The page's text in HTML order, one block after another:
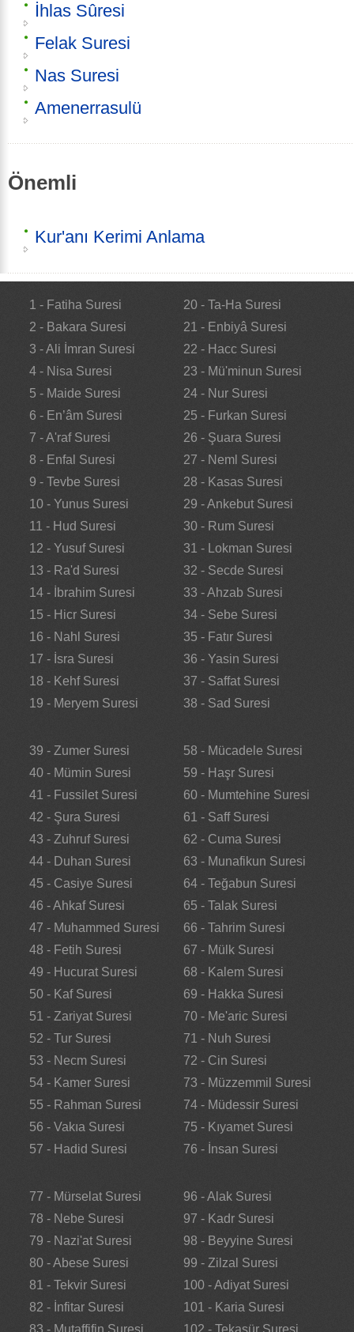
İhlas Sûresi
Felak Suresi
Nas Suresi
Amenerrasulü
Önemli
Kur'anı Kerimi Anlama
1 - Fatiha Suresi
2 - Bakara Suresi
3 - Ali İmran Suresi
4 - Nisa Suresi
5 - Maide Suresi
6 - En’âm Suresi
7 - A'raf Suresi
8 - Enfal Suresi
9 - Tevbe Suresi
10 - Yunus Suresi
11 - Hud Suresi
12 - Yusuf Suresi
13 - Ra'd Suresi
14 - İbrahim Suresi
15 - Hicr Suresi
16 - Nahl Suresi
17 - İsra Suresi
18 - Kehf Suresi
19 - Meryem Suresi
20 - Ta-Ha Suresi
21 - Enbiyâ Suresi
22 - Hacc Suresi
23 - Mü'minun Suresi
24 - Nur Suresi
25 - Furkan Suresi
26 - Şuara Suresi
27 - Neml Suresi
28 - Kasas Suresi
29 - Ankebut Suresi
30 - Rum Suresi
31 - Lokman Suresi
32 - Secde Suresi
33 - Ahzab Suresi
34 - Sebe Suresi
35 - Fatır Suresi
36 - Yasin Suresi
37 - Saffat Suresi
38 - Sad Suresi
39 - Zumer Suresi
40 - Mümin Suresi
41 - Fussilet Suresi
42 - Şura Suresi
43 - Zuhruf Suresi
44 - Duhan Suresi
45 - Casiye Suresi
46 - Ahkaf Suresi
47 - Muhammed Suresi
48 - Fetih Suresi
49 - Hucurat Suresi
50 - Kaf Suresi
51 - Zariyat Suresi
52 - Tur Suresi
53 - Necm Suresi
54 - Kamer Suresi
55 - Rahman Suresi
56 - Vakıa Suresi
57 - Hadid Suresi
58 - Mücadele Suresi
59 - Haşr Suresi
60 - Mumtehine Suresi
61 - Saff Suresi
62 - Cuma Suresi
63 - Munafikun Suresi
64 - Teğabun Suresi
65 - Talak Suresi
66 - Tahrim Suresi
67 - Mülk Suresi
68 - Kalem Suresi
69 - Hakka Suresi
70 - Me'aric Suresi
71 - Nuh Suresi
72 - Cin Suresi
73 - Müzzemmil Suresi
74 - Müdessir Suresi
75 - Kıyamet Suresi
76 - İnsan Suresi
77 - Mürselat Suresi
78 - Nebe Suresi
79 - Nazi'at Suresi
80 - Abese Suresi
81 - Tekvir Suresi
82 - İnfitar Suresi
83 - Mutaffifin Suresi
96 - Alak Suresi
97 - Kadr Suresi
98 - Beyyine Suresi
99 - Zilzal Suresi
100 - Adiyat Suresi
101 - Karia Suresi
102 - Tekasür Suresi